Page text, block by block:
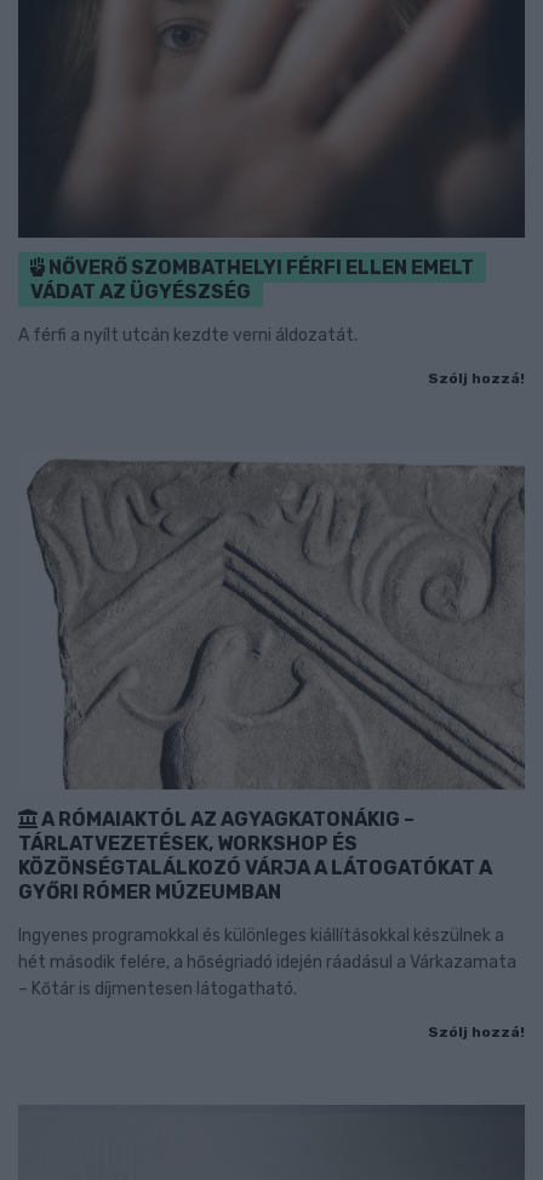
NŐVERŐ SZOMBATHELYI FÉRFI ELLEN EMELT
VÁDAT AZ ÜGYÉSZSÉG
A férfi a nyílt utcán kezdte verni áldozatát.
Szólj hozzá!
A RÓMAIAKTÓL AZ AGYAGKATONÁKIG –
TÁRLATVEZETÉSEK, WORKSHOP ÉS
KÖZÖNSÉGTALÁLKOZÓ VÁRJA A LÁTOGATÓKAT A
GYŐRI RÓMER MÚZEUMBAN
Ingyenes programokkal és különleges kiállításokkal készülnek a
hét második felére, a hőségriadó idején ráadásul a Várkazamata
– Kőtár is díjmentesen látogatható.
Szólj hozzá!